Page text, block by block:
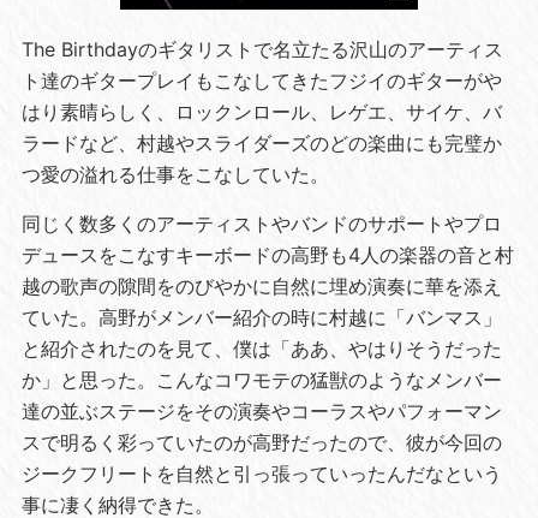
The Birthdayのギタリストで名立たる沢山のアーティス
ト達のギタープレイもこなしてきたフジイのギターがや
はり素晴らしく、ロックンロール、レゲエ、サイケ、バ
ラードなど、村越やスライダーズのどの楽曲にも完璧か
つ愛の溢れる仕事をこなしていた。
同じく数多くのアーティストやバンドのサポートやプロ
デュースをこなすキーボードの高野も4人の楽器の音と村
越の歌声の隙間をのびやかに自然に埋め演奏に華を添え
ていた。高野がメンバー紹介の時に村越に「バンマス」
と紹介されたのを見て、僕は「ああ、やはりそうだった
か」と思った。こんなコワモテの猛獣のようなメンバー
達の並ぶステージをその演奏やコーラスやパフォーマン
スで明るく彩っていたのが高野だったので、彼が今回の
ジークフリートを自然と引っ張っていったんだなという
事に凄く納得できた。